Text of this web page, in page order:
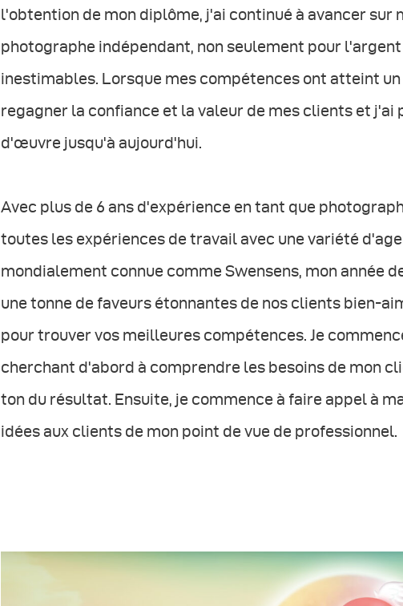
l'obtention de mon diplôme, j'ai continué à avancer
photographe indépendant, non seulement pour
inestimables. Lorsque mes compétences ont atteint
regagner la confiance et la valeur de mes clients et j'ai
d'œuvre jusqu'à aujourd'hui.
Avec plus de 6 ans d'expérience en tant que
toutes les expériences de travail avec une variété
mondialement connue comme Swensens, mon année
une tonne de faveurs étonnantes de nos clients bien-
pour trouver vos meilleures compétences. Je
cherchant d'abord à comprendre les besoins de mon
ton du résultat. Ensuite, je commence à faire appel à
idées aux clients de mon point de vue de professionnel.